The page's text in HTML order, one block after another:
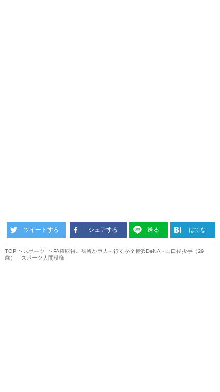
ツイートする シェアする 送る はてな
TOP スポーツ
FA権取得。残留か巨人へ行くか？横浜DeNA・山口俊投手（29
歳） スポーツ人間模様